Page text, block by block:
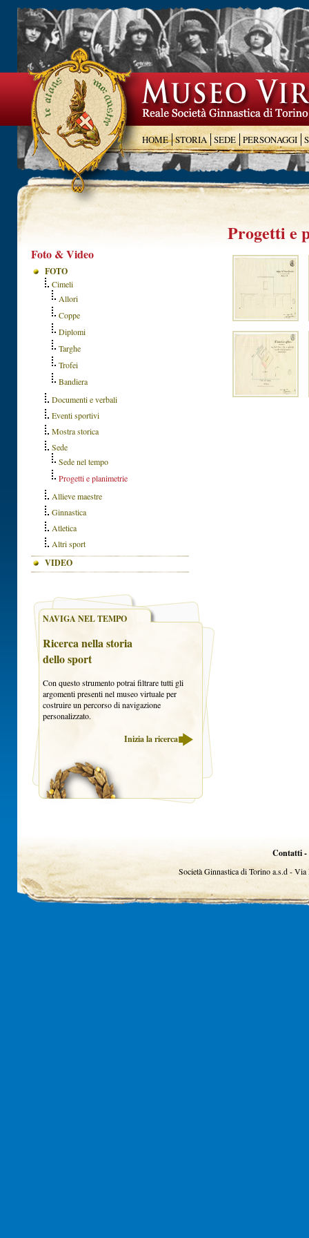
HOME STORIA SEDE PERSONAGGI
Foto & Video
FOTO
Cimeli
Allori
Coppe
Diplomi
Targhe
Trofei
Bandiera
Documenti e verbali
Eventi sportivi
Mostra storica
Sede
Sede nel tempo
Progetti e planimetrie
Allieve maestre
Ginnastica
Atletica
Altri sport
VIDEO
NAVIGA NEL TEMPO
Ricerca nella storia
dello sport
Con questo strumento potrai filtrare tutti gli
argomenti presenti nel museo virtuale per
costruire un percorso di navigazione
personalizzato.
Inizia la ricerca
Progetti e
Contatti -
Società Ginnastica di Torino a.s.d -